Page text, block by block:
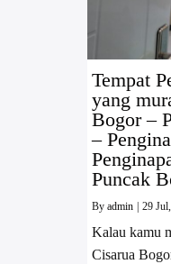
Tempat
yang
Bogor –
–
Puncak
By admin 29
Kalau kamu
Cisarua